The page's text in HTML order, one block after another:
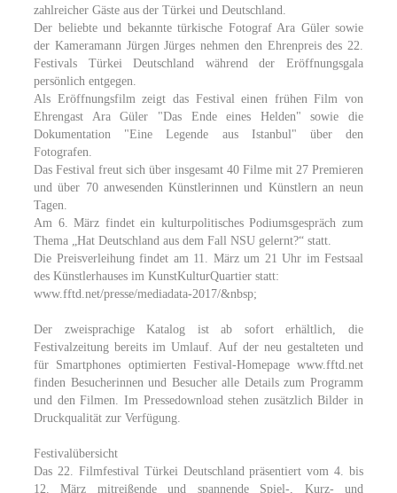
zahlreicher Gäste aus der Türkei und Deutschland.
Der beliebte und bekannte türkische Fotograf Ara Güler sowie
der Kameramann Jürgen Jürges nehmen den Ehrenpreis des 22.
Festivals Türkei Deutschland während der Eröffnungsgala
persönlich entgegen.
Als Eröffnungsfilm zeigt das Festival einen frühen Film von
Ehrengast Ara Güler "Das Ende eines Helden" sowie die
Dokumentation "Eine Legende aus Istanbul" über den
Fotografen.
Das Festival freut sich über insgesamt 40 Filme mit 27 Premieren
und über 70 anwesenden Künstlerinnen und Künstlern an neun
Tagen.
Am 6. März findet ein kulturpolitisches Podiumsgespräch zum
Thema „Hat Deutschland aus dem Fall NSU gelernt?“ statt.
Die Preisverleihung findet am 11. März um 21 Uhr im Festsaal
des Künstlerhauses im KunstKulturQuartier statt:
www.fftd.net/presse/mediadata-2017/&nbsp;
Der zweisprachige Katalog ist ab sofort erhältlich, die
Festivalzeitung bereits im Umlauf. Auf der neu gestalteten und
für Smartphones optimierten Festival-Homepage www.fftd.net
finden Besucherinnen und Besucher alle Details zum Programm
und den Filmen. Im Pressedownload stehen zusätzlich Bilder in
Druckqualität zur Verfügung.
Festivalübersicht
Das 22. Filmfestival Türkei Deutschland präsentiert vom 4. bis
12. März mitreißende und spannende Spiel-, Kurz- und